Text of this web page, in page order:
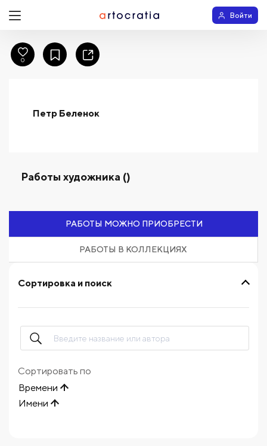
Войти
Петр Беленок
Работы художника ()
РАБОТЫ МОЖНО ПРИОБРЕСТИ
РАБОТЫ В КОЛЛЕКЦИЯХ
Сортировка и поиск
Сортировать по
Времени
Имени
0